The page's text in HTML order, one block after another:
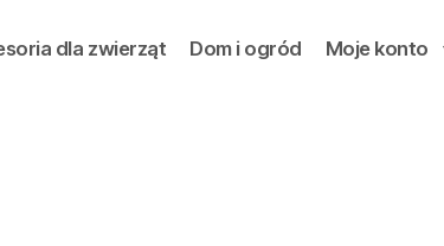
dla zwierząt Dom i ogród
Moje konto